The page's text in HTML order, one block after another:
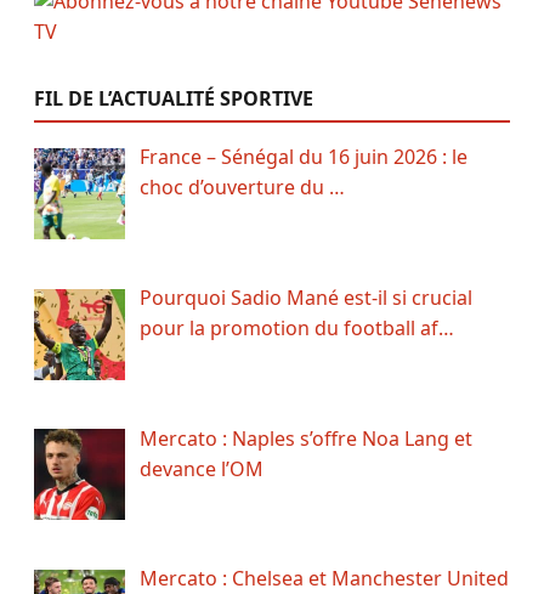
FIL DE L’ACTUALITÉ SPORTIVE
France – Sénégal du 16 juin 2026 : le
choc d’ouverture du …
Pourquoi Sadio Mané est-il si crucial
pour la promotion du football af…
Mercato : Naples s’offre Noa Lang et
devance l’OM
Mercato : Chelsea et Manchester United